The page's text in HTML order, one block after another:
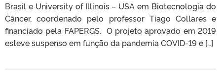
Brasil e University of Illinois – USA em Biotecnologia do
Câncer, coordenado pelo professor Tiago Collares e
financiado pela FAPERGS. O projeto aprovado em 2019
esteve suspenso em função da pandemia COVID-19 e […]